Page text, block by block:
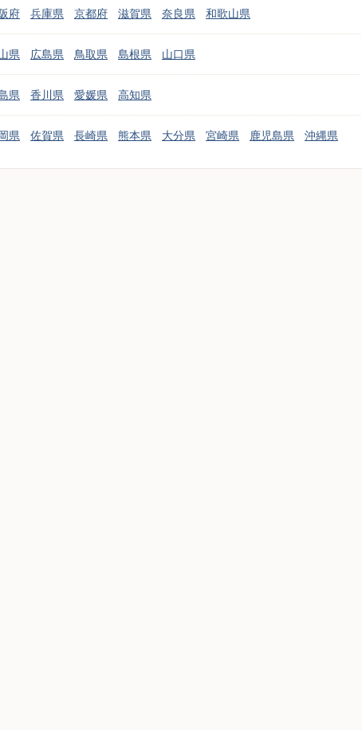
府 兵庫県 京都府 滋賀県 奈良県 和歌山県
県 広島県 鳥取県 島根県 山口県
県 香川県 愛媛県 高知県
県 佐賀県 長崎県 熊本県 大分県 宮崎県 鹿児島県 沖縄県